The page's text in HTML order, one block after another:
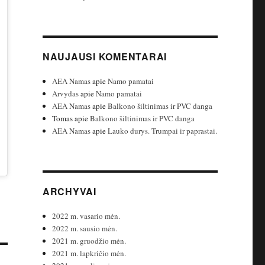
NAUJAUSI KOMENTARAI
AEA NamasapieNamo pamatai
ArvydasapieNamo pamatai
AEA NamasapieBalkono šiltinimas ir PVC danga
TomasapieBalkono šiltinimas ir PVC danga
AEA NamasapieLauko durys. Trumpai ir paprastai.
ARCHYVAI
2022 m. vasario mėn.
2022 m. sausio mėn.
2021 m. gruodžio mėn.
2021 m. lapkričio mėn.